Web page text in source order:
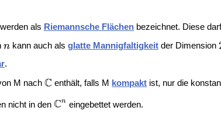
als Riemannsche Flächenbezeichnet. Diese
kann auch als glatte Mannigfaltigkeitder Dimension
.
M nach enthält, falls M kompakt ist, nur die
nicht in den eingebettet werden.